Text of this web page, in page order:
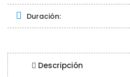
Duración:
Descripción